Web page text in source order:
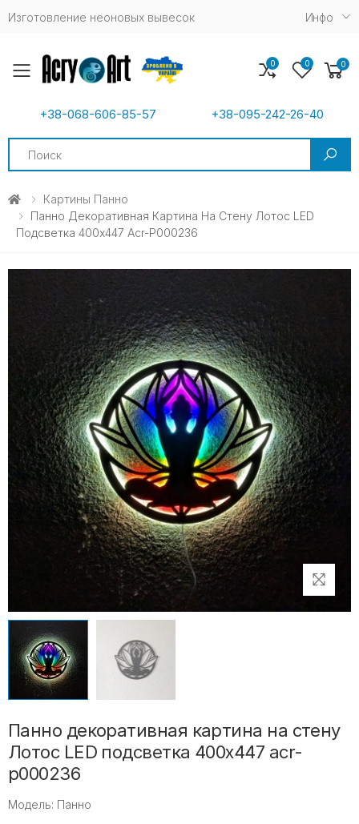
Изготовление неоновых вывесок Инфо
Toggle mobile menu
+38-068-606-85-57 +38-095-242-26-40
0 0 0
Картины Панно
Панно Декоративная Картина На Стену Лотос LED
Подсветка 400х447 Acr-P000236
Панно декоративная картина на стену
Лотос LED подсветка 400х447 acr-
p000236
Модель: Панно